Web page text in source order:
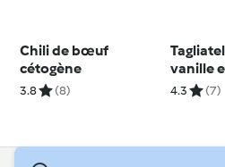
Chili de bœuf
cétogène
3.8 (8)
vanille
4.3 (7)